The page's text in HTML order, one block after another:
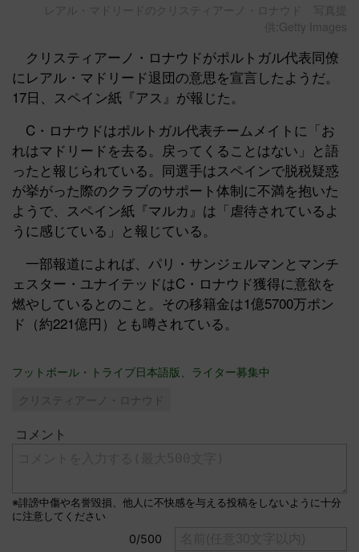
レアル・マドリードのクリスティアーノ・ロナウド
供:Getty Images
クリスティアーノ・ロナウドがポルトガル代表同僚
にレアル・マドリード退団の意思を宣言したようだ。
17日、スペイン紙『アス』が報じた。
C・ロナウドはポルトガル代表チームメイトに「お
れはマドリードを去る。戻ってくることはない」と語
ったと報じられている。同選手はスペインで脱税疑惑
が挙がった際のクラブのサポート体制に不満を抱いた
ようで、スペイン紙『マルカ』は「虐待されているよ
うに感じている」と報じている。
一部報道によれば、パリ・サンジェルマンとマンチ
ェスター・ユナイテッドはC・ロナウド獲得に意欲を
燃やしているとのこと。その移籍金は1億5700万ポン
ド（約221億円）とも噂されている。
フットボール・トライブ日本語版、ライター募集中
クリスティアーノ・ロナウド